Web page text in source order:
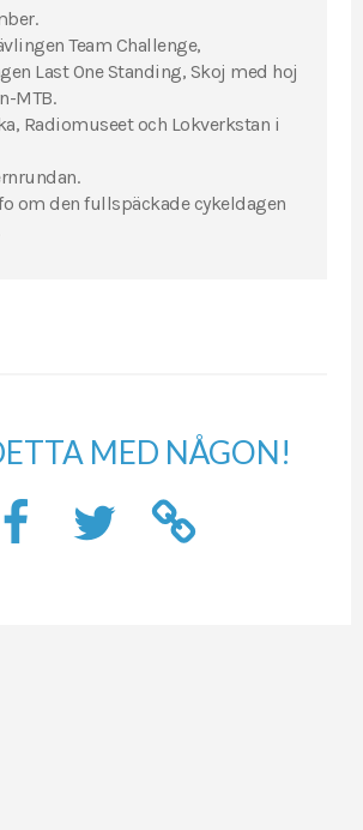
Team Challenge,
Last One Standing, Skoj med hoj
MTB.
Radiomuseet och Lokverkstan i
om den fullspäckade cykeldagen
MED NÅGON!